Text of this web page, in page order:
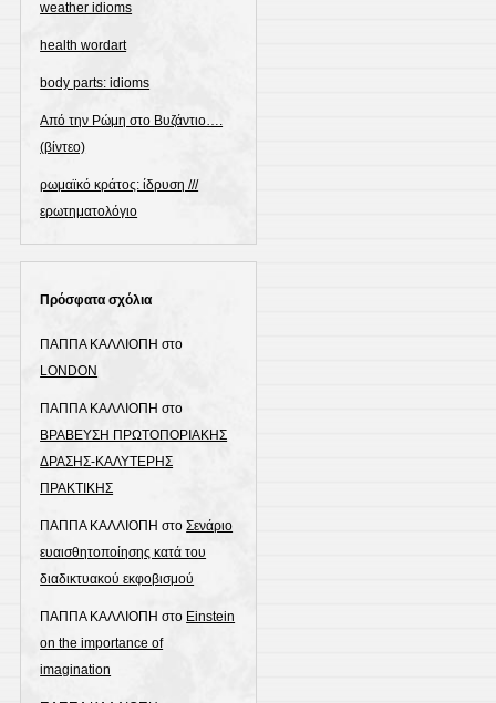
weather idioms
health wordart
body parts: idioms
Από την Ρώμη στο Βυζάντιο….
(βίντεο)
ρωμαϊκό κράτος: ίδρυση ///
ερωτηματολόγιο
Πρόσφατα σχόλια
ΠΑΠΠΑ ΚΑΛΛΙΟΠΗ στο
LONDON
ΠΑΠΠΑ ΚΑΛΛΙΟΠΗ στο
ΒΡΑΒΕΥΣΗ ΠΡΩΤΟΠΟΡΙΑΚΗΣ
ΔΡΑΣΗΣ-ΚΑΛΥΤΕΡΗΣ
ΠΡΑΚΤΙΚΗΣ
ΠΑΠΠΑ ΚΑΛΛΙΟΠΗ στοΣενάριο
ευαισθητοποίησης κατά του
διαδικτυακού εκφοβισμού
ΠΑΠΠΑ ΚΑΛΛΙΟΠΗ στο Einstein
on the importance of
imagination